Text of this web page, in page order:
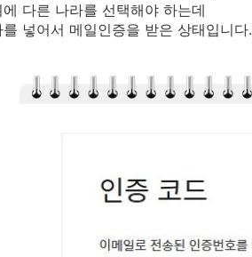
다른 나라를 선택해야 하는데
넣어서 메일인증을 받은 상태입니다.